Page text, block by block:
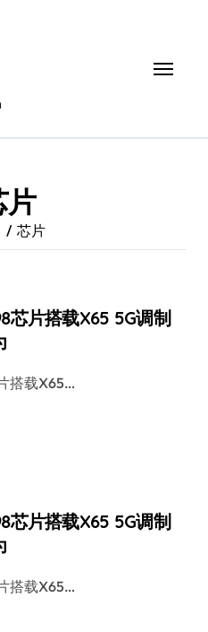
片
芯片
芯片搭载X65 5G调制
搭载X65…
芯片搭载X65 5G调制
搭载X65…